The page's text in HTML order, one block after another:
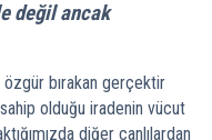
değil ancak
özgür bırakan gerçektir
olduğu iradenin vücut
diğer canlılardan